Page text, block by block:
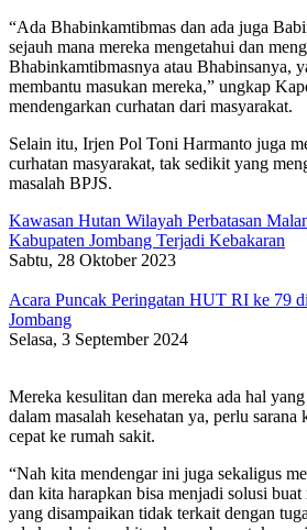
“Ada Bhabinkamtibmas dan ada juga
sejauh mana mereka mengetahui dan
Bhabinkamtibmasnya atau Bhabinsanya,
membantu masukan mereka,” ungkap
mendengarkan curhatan dari masyarakat.
Selain itu, Irjen Pol Toni Harmanto juga
curhatan masyarakat, tak sedikit yang
masalah BPJS.
Kawasan Hutan Wilayah Perbatasan
Kabupaten Jombang Terjadi Kebakaran
Sabtu, 28 Oktober 2023
Acara Puncak Peringatan HUT RI ke 79
Jombang
Selasa, 3 September 2024
Mereka kesulitan dan mereka ada hal
dalam masalah kesehatan ya, perlu sarana
cepat ke rumah sakit.
“Nah kita mendengar ini juga sekaligus
dan kita harapkan bisa menjadi solusi
yang disampaikan tidak terkait dengan